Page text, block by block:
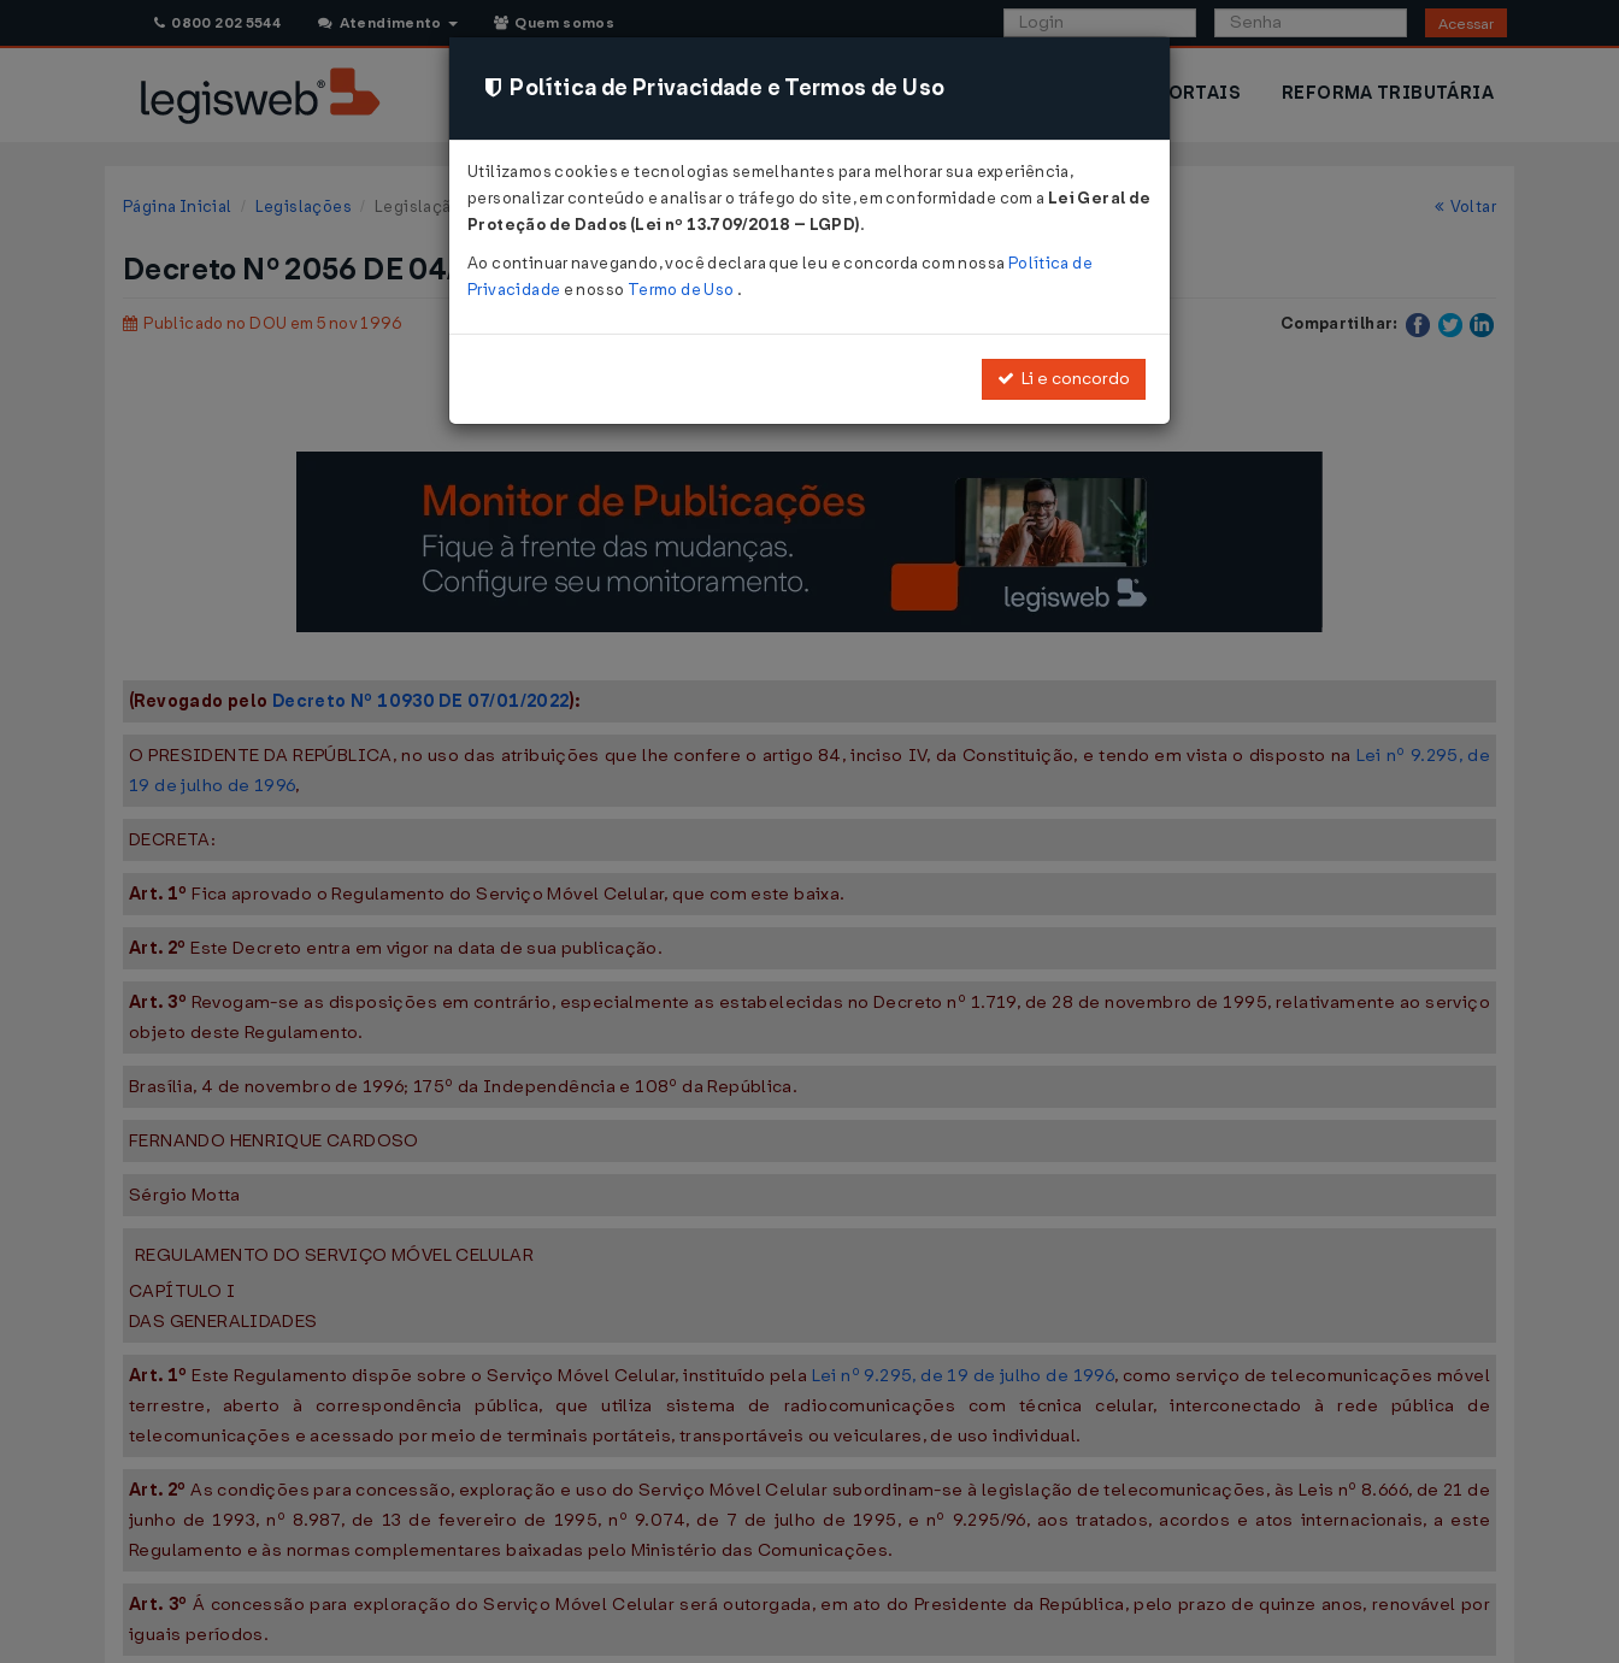
0800 202 5544 Atendimento Quem somos Acessar
CONSULTORIA SISTEMAS COMÉRCIO EXTERIOR PORTAIS REFORMA TRIBUTÁRIA
Página Inicial Legislações Legislação Federal Voltar
Decreto Nº 2056 DE 04/11/1996
Publicado no DOU em 5 nov 1996 Compartilhar:
Aprova o Regulamento do Serviço Móvel Celular.
(Revogado pelo Decreto Nº 10930 DE 07/01/2022):
O PRESIDENTE DA REPÚBLICA, no uso das atribuições que lhe confere o artigo 84, inciso IV, da Constituição, e tendo em vista o disposto na Lei nº 9.295, de
19 de julho de 1996,
DECRETA:
Art. 1º Fica aprovado o Regulamento do Serviço Móvel Celular, que com este baixa.
Art. 2º Este Decreto entra em vigor na data de sua publicação.
Art. 3º Revogam-se as disposições em contrário, especialmente as estabelecidas no Decreto nº 1.719, de 28 de novembro de 1995, relativamente ao serviço
objeto deste Regulamento.
Brasília, 4 de novembro de 1996; 175º da Independência e 108º da República.
FERNANDO HENRIQUE CARDOSO
Sérgio Motta
REGULAMENTO DO SERVIÇO MÓVEL CELULAR
CAPÍTULO I
DAS GENERALIDADES
Art. 1º Este Regulamento dispõe sobre o Serviço Móvel Celular, instituído pela Lei nº 9.295, de 19 de julho de 1996, como serviço de telecomunicações móvel
terrestre, aberto à correspondência pública, que utiliza sistema de radiocomunicações com técnica celular, interconectado à rede pública de
telecomunicações e acessado por meio de terminais portáteis, transportáveis ou veiculares, de uso individual.
Art. 2ºAs condições para concessão, exploração e uso do Serviço Móvel Celular subordinam-se à legislação de telecomunicações, às Leis nº 8.666, de 21 de
junho de 1993, nº 8.987, de 13 de fevereiro de 1995, nº 9.074, de 7 de julho de 1995, e nº 9.295/96, aos tratados, acordos e atos internacionais, a este
Regulamento e às normas complementares baixadas pelo Ministério das Comunicações.
Art. 3º Á concessão para exploração do Serviço Móvel Celular será outorgada, em ato do Presidente da República, pelo prazo de quinze anos, renovável por
iguais períodos.
Política de Privacidade e Termos de Uso
Utilizamos cookies e tecnologias semelhantes para melhorar sua experiência,
personalizar conteúdo e analisar o tráfego do site, em conformidade com a Lei Geral de
Proteção de Dados (Lei nº 13.709/2018 – LGPD).
Ao continuar navegando, você declara que leu e concorda com nossa Política de
Privacidade e nosso Termo de Uso .
Li e concordo